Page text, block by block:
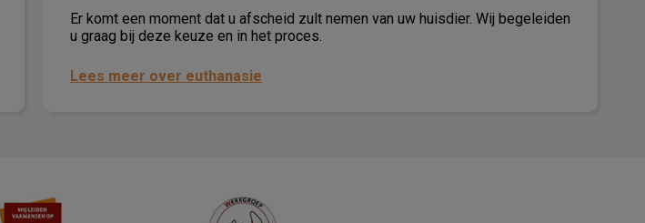
Er komt een moment dat u afscheid zult nemen van uw huisdier. Wij begeleiden
u graag bij deze keuze en in het proces.
Lees meer over euthanasie